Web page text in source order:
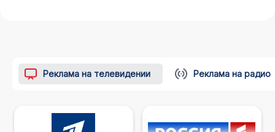
Реклама на телевидении Реклама на радио